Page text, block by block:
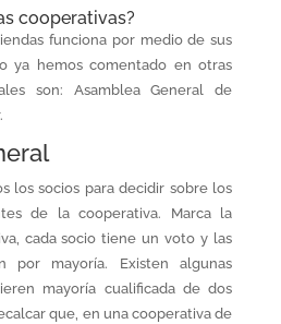
cooperativas?
funciona por medio de sus
ya hemos comentado en otras
son: Asamblea General de
los socios para decidir sobre los
de la cooperativa. Marca la
cada socio tiene un voto y las
por mayoría. Existen algunas
mayoría cualificada de dos
que, en una cooperativa de